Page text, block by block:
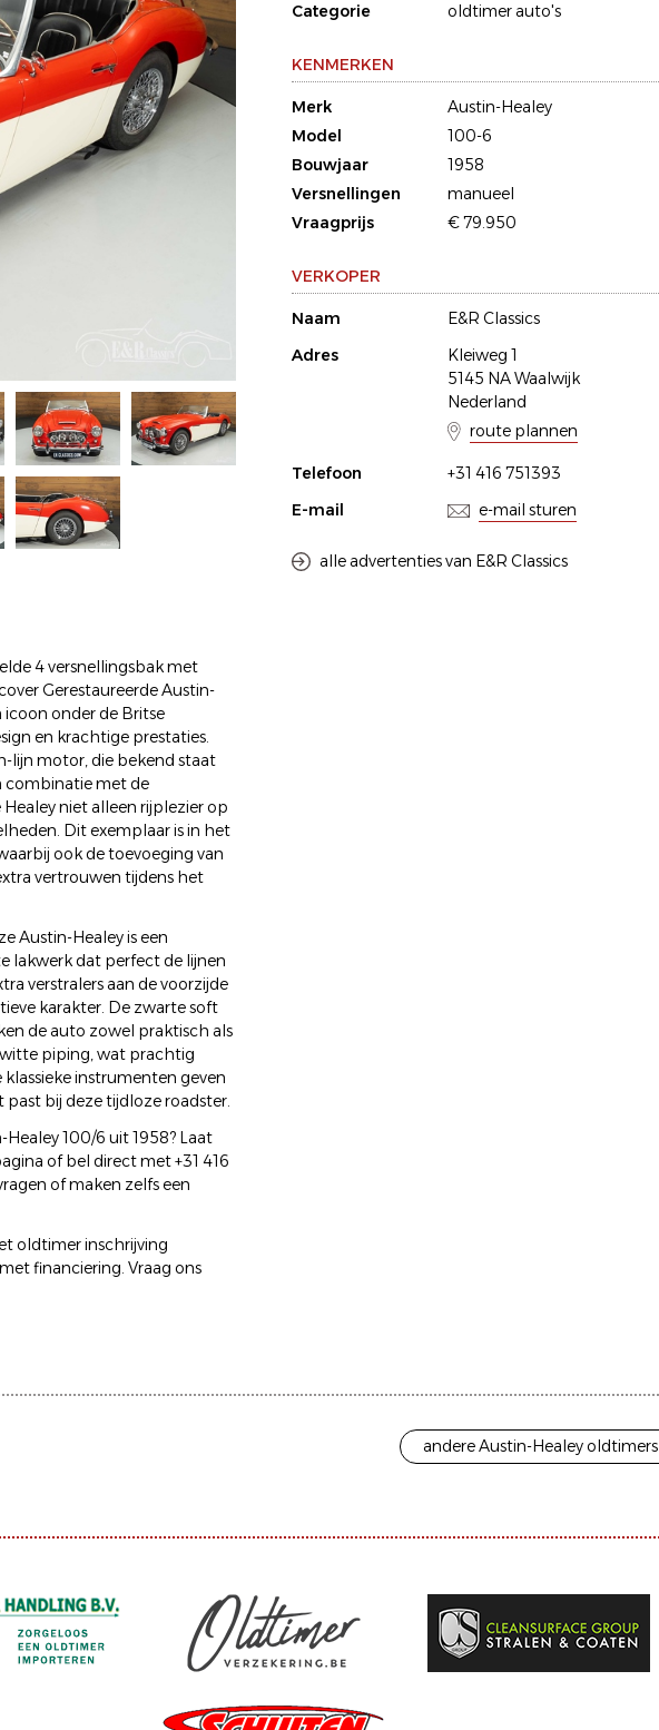
4 versnellingsbak met
Gerestaureerde Austin-
icoon onder de Britse
en krachtige prestaties.
lijn motor, die bekend staat
combinatie met de
niet alleen rijplezier op
Dit exemplaar is in het
ook de toevoeging van
vertrouwen tijdens het
Austin-Healey is een
lakwerk dat perfect de lijnen
verstralers aan de voorzijde
karakter. De zwarte soft
de auto zowel praktisch als
piping, wat prachtig
instrumenten geven
bij deze tijdloze roadster.
100/6 uit 1958? Laat
of bel direct met +31 416
of maken zelfs een
oldtimer inschrijving
financiering. Vraag ons
Categorie
oldtimer auto's
KENMERKEN
Merk
Austin-Healey
Model
100-6
Bouwjaar
1958
Versnellingen
manueel
Vraagprijs
€ 79.950
VERKOPER
Naam
E&R Classics
Adres
Kleiweg 1
5145 NA Waalwijk
Nederland
route plannen
Telefoon
+31 416 751393
E-mail
e-mail sturen
alle advertenties van E&R Classics
andere Austin-Healey oldtimers